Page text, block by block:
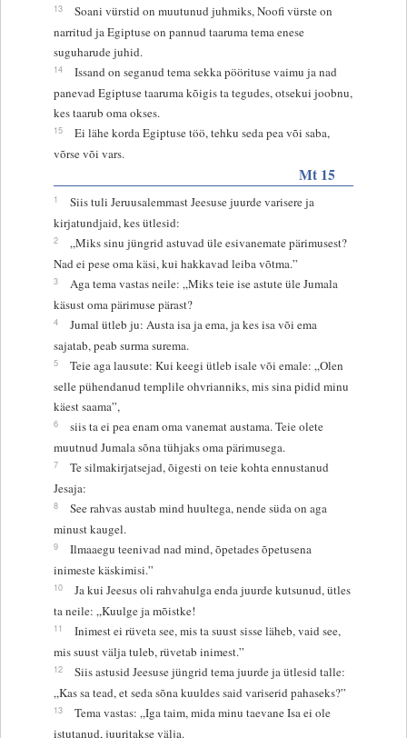
13
Soani vürstid on muutunud juhmiks, Noofi vürste on
narritud ja Egiptuse on pannud taaruma tema enese
suguharude juhid.
14
Issand on seganud tema sekka pöörituse vaimu ja nad
panevad Egiptuse taaruma kõigis ta tegudes, otsekui joobnu,
kes taarub oma okses.
15
Ei lähe korda Egiptuse töö, tehku seda pea või saba,
võrse või vars.
Mt 15
1
Siis tuli Jeruusalemmast Jeesuse juurde varisere ja
kirjatundjaid, kes ütlesid:
2
„Miks sinu jüngrid astuvad üle esivanemate pärimusest?
Nad ei pese oma käsi, kui hakkavad leiba võtma.”
3
Aga tema vastas neile: „Miks teie ise astute üle Jumala
käsust oma pärimuse pärast?
4
Jumal ütleb ju: Austa isa ja ema, ja kes isa või ema
sajatab, peab surma surema.
5
Teie aga lausute: Kui keegi ütleb isale või emale: „Olen
selle pühendanud templile ohvrianniks, mis sina pidid minu
käest saama”,
6
siis ta ei pea enam oma vanemat austama. Teie olete
muutnud Jumala sõna tühjaks oma pärimusega.
7
Te silmakirjatsejad, õigesti on teie kohta ennustanud
Jesaja:
8
See rahvas austab mind huultega, nende süda on aga
minust kaugel.
9
Ilmaaegu teenivad nad mind, õpetades õpetusena
inimeste käskimisi.”
10
Ja kui Jeesus oli rahvahulga enda juurde kutsunud, ütles
ta neile: „Kuulge ja mõistke!
11
Inimest ei rüveta see, mis ta suust sisse läheb, vaid see,
mis suust välja tuleb, rüvetab inimest.”
12
Siis astusid Jeesuse jüngrid tema juurde ja ütlesid talle:
„Kas sa tead, et seda sõna kuuldes said variserid pahaseks?”
13
Tema vastas: „Iga taim, mida minu taevane Isa ei ole
istutanud, juuritakse välja.